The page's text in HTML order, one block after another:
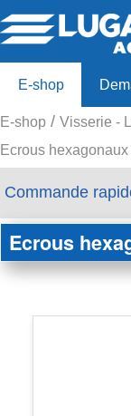
E-shop
Offre 80ans
E-shop
Visserie -
Ecrous
Commande
Ecrous